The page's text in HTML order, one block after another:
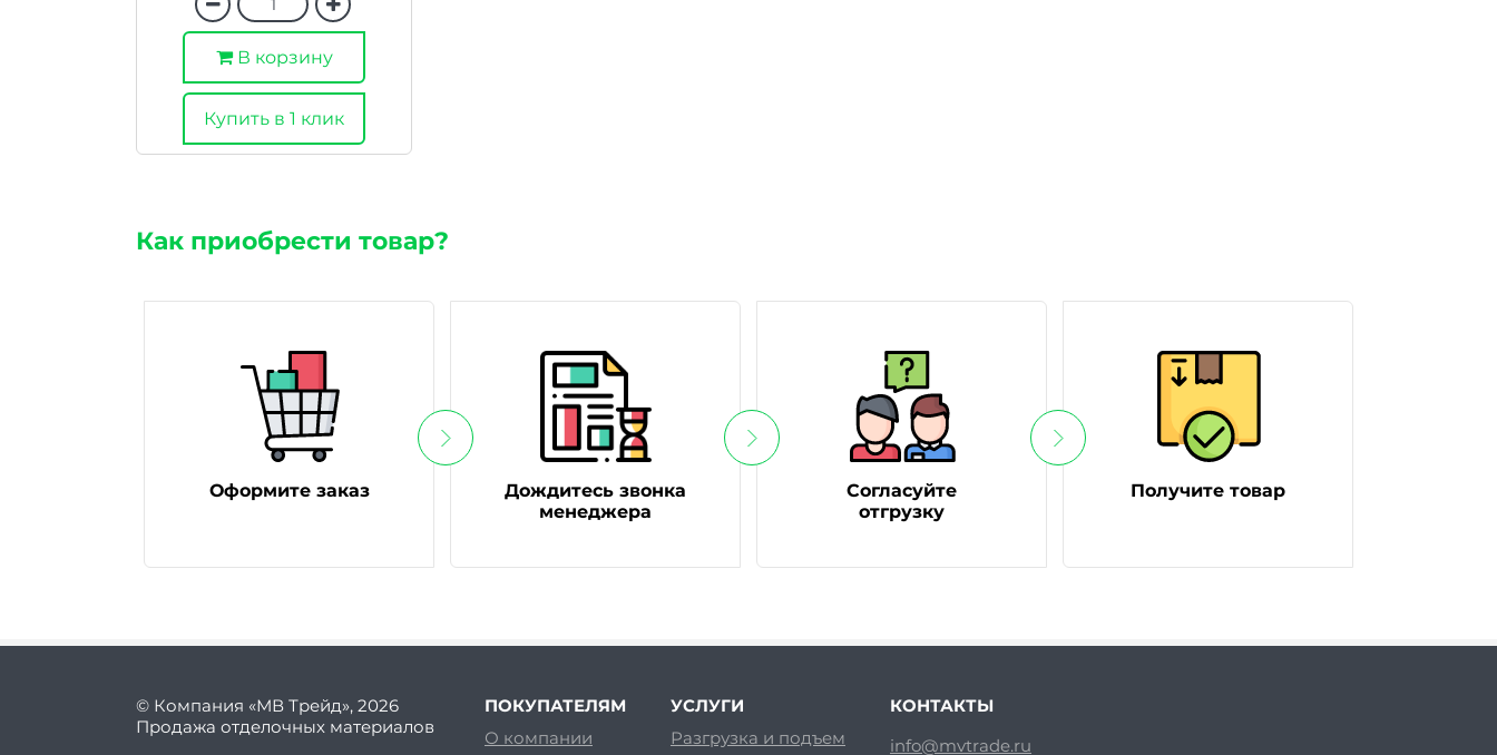
В корзину
Купить в 1 клик
Как приобрести товар?
Оформите заказ
Дождитесь звонка
менеджера
Согласуйте
отгрузку
Получите товар
© Компания «МВ Трейд», 2026
Продажа отделочных материалов
ПОКУПАТЕЛЯМ
О компании
УСЛУГИ
Разгрузка и подъем
КОНТАКТЫ
info@mvtrade.ru